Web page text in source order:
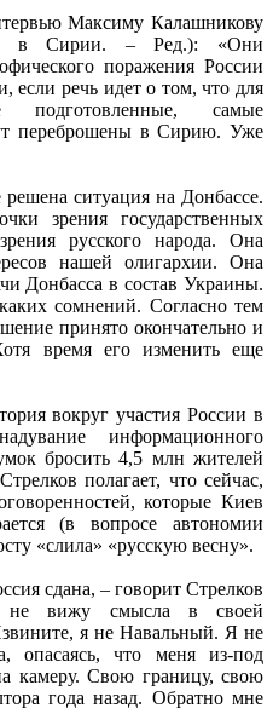
Максиму Калашникову
в Сирии. – Ред.): «Они
поражения России
если речь идет о том, что для
самые
переброшены в Сирию. Уже
ситуация на Донбассе.
зрения государственных
русского народа. Она
нашей олигархии. Она
Донбасса в состав Украины.
сомнений. Согласно тем
принято окончательно и
время его изменить еще
вокруг участия России в
информационного
бросить 4,5 млн жителей
полагает, что сейчас,
которые Киев
(в вопросе автономии
«слила» «русскую весну».
сдана, – говорит Стрелков
не вижу смысла в своей
я не Навальный. Я не
опасаясь, что меня из-под
камеру. Свою границу, свою
года назад. Обратно мне